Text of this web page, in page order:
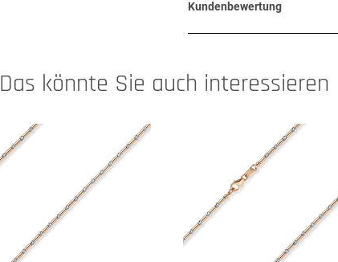
Kundenbewertung
Das könnte Sie auch interessieren